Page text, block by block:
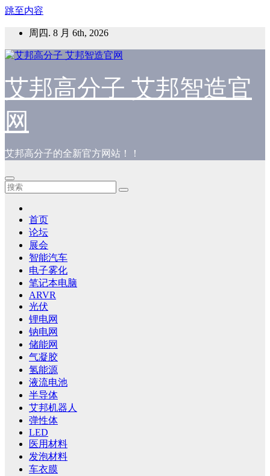
跳至内容
周四. 8 月 6th, 2026
艾邦高分子 艾邦智造官
网
艾邦高分子的全新官方网站！！
首页
论坛
展会
智能汽车
电子雾化
笔记本电脑
ARVR
光伏
锂电网
钠电网
储能网
气凝胶
氢能源
液流电池
半导体
艾邦机器人
弹性体
LED
医用材料
发泡材料
车衣膜